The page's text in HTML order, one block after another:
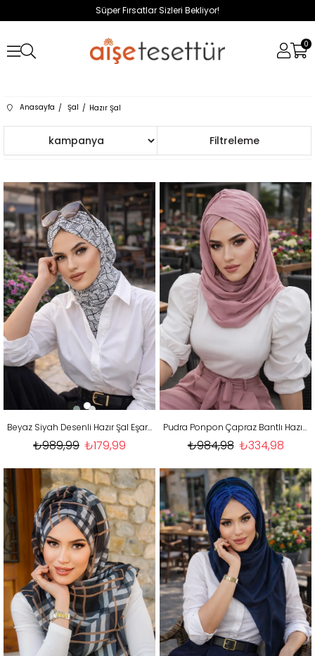
Süper Fırsatlar Sizleri Bekliyor!
0
Anasayfa Şal Hazır Şal
Filtreleme
Sıralama
Beyaz Siyah Desenli Hazır Şal Eşarp
₺179,99
₺989,99
Pudra Ponpon Çapraz Bantlı Hazır Şal
₺334,98
₺984,98